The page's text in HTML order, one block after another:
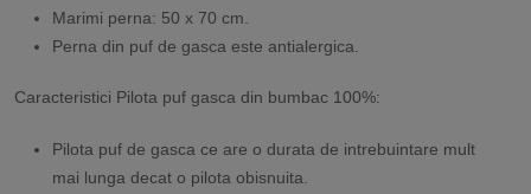
Marimi perna: 50 x 70 cm.
Perna din puf de gasca este antialergica.
Caracteristici Pilota puf gasca din bumbac 100%:
Pilota puf de gasca ce are o durata de intrebuintare mult
mai lunga decat o pilota obisnuita.